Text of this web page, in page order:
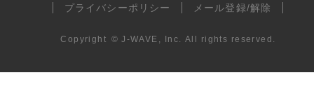
プライバシーポリシー メール登録/解除
Copyright © J-WAVE, Inc. All rights reserved.